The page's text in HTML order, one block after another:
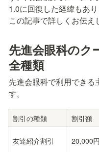
1.0に回復した経緯もあ
この記事で詳しくお伝え
先進会眼科のク
全種類
先進会眼科で利用できる
す。
割引の種類 割引額
友達紹介割引 20,000円